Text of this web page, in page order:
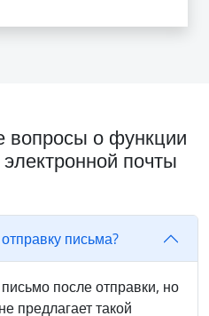
вопросы о функции
почты
письма?
после отправки, но
предлагает такой